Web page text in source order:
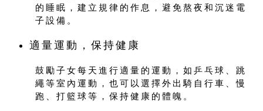
的睡眠，建立規律的作息，避免熬夜和沉迷電
子設備。
適量運動，保持健康
鼓勵子女每天進行適量的運動，如乒乓球、跳
繩等室內運動，也可以選擇外出騎自行車、慢
跑、打籃球等，保持健康的體魄。